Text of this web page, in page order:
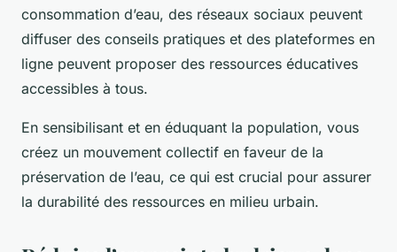
consommation d’eau, des réseaux sociaux peuvent
diffuser des conseils pratiques et des plateformes en
ligne peuvent proposer des ressources éducatives
accessibles à tous.
En sensibilisant et en éduquant la population, vous
créez un mouvement collectif en faveur de la
préservation de l’eau, ce qui est crucial pour assurer
la durabilité des ressources en milieu urbain.